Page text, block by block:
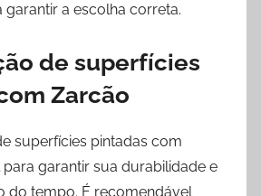
garantir a escolha correta.
de superfícies
Zarcão
superfícies pintadas com
garantir sua durabilidade e
do tempo. É recomendável